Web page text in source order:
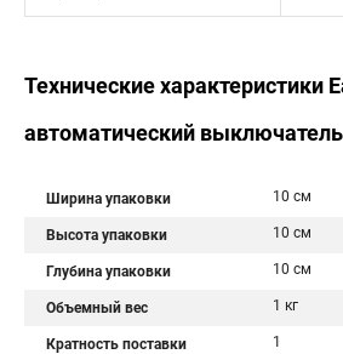
Технические характеристики
автоматический
Ширина упаковки 10 см
Высота упаковки 10 см
Глубина упаковки 10 см
Объемный вес 1 кг
Кратность поставки 1